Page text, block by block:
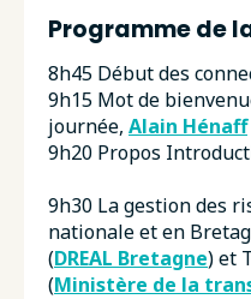
Programme de
8h45 Début des
9h15 Mot de
journée, Alain Hénaff
9h20 Propos
9h30 La gestion des
nationale et en
(DREAL Bretagne) et
(Ministère de la